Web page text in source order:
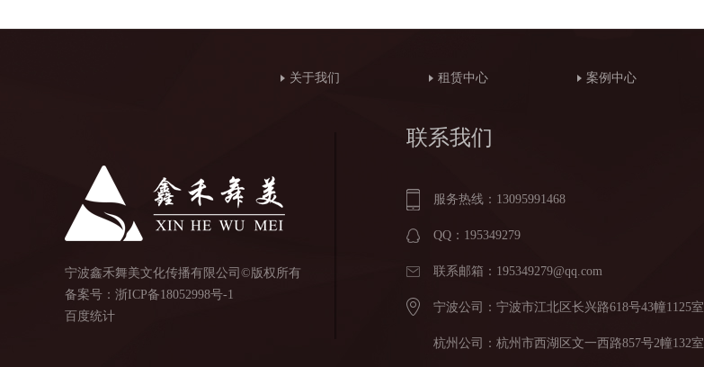
关于我们 租赁中心 案例中心
宁波鑫禾舞美文化传播有限公司©版权所有
备案号： 浙ICP备18052998号-1
百度统计
联系我们
服务热线：13095991468
QQ：195349279
联系邮箱：195349279@qq.com
宁波公司：宁波市江北区长兴路618号43幢1125室
杭州公司：杭州市西湖区文一西路857号2幢132室